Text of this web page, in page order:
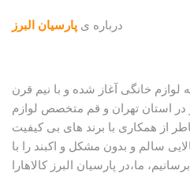
درباره ی پارسیان البرز
سال 1348 در زمینه لوازم خانگی آغاز شده و با نیم قرن
در استان تهران و قم متخصص لوازم
از همکاری با برند های بی کیفیت
سالم و بدون مشکل و اکبند را با
ما،در پارسیان البرز کالاهارا